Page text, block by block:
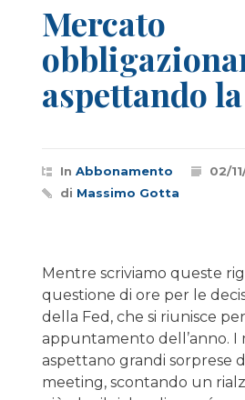
Mercato
aspettando
In Abbonamento
02/
di Massimo Gotta
Mentre scriviamo queste
questione di ore per le
della Fed, che si riunisce
appuntamento dell’anno. I
aspettano grandi sorprese
meeting, scontando un